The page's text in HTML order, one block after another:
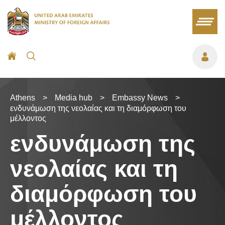
Athens > Media hub > Embassy News
>
ενδυνάμωση της νεολαίας και τη διαμόρφωση του
μέλλοντος
ενδυνάμωση της
νεολαίας και τη
διαμόρφωση του
μέλλοντος